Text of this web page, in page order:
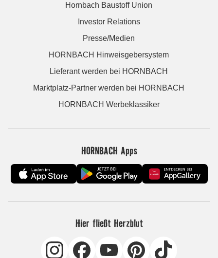
Hornbach Baustoff Union
Investor Relations
Presse/Medien
HORNBACH Hinweisgebersystem
Lieferant werden bei HORNBACH
Marktplatz-Partner werden bei HORNBACH
HORNBACH Werbeklassiker
HORNBACH Apps
Hier fließt Herzblut